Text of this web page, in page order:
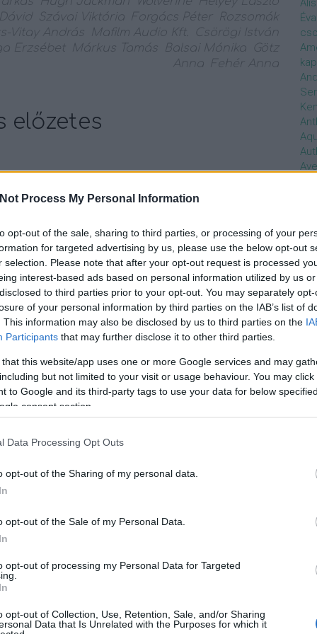
Process My Personal Information
opt-out of the sale, sharing to third parties, or processing of your
for targeted advertising by us, please use the below opt-out
selection. Please note that after your opt-out request is processed
interest-based ads based on personal information utilized by us
to third parties prior to your opt-out. You may separately
of your personal information by third parties on the IAB’s list of
This information may also be disclosed by us to third parties on the
Participants that may further disclose it to other third parties.
that this website/app uses one or more Google services and may
but not limited to your visit or usage behaviour. You may
to Google and its third-party tags to use your data for below
consent section.
Data Processing Opt Outs
opt-out of the Sharing of my personal data.
opt-out of the Sale of my Personal Data.
opt-out of processing my Personal Data for Targeted
opt-out of Collection, Use, Retention, Sale, and/or Sharing
Data that Is Unrelated with the Purposes for which it
Szávai Viktória Forgács Péter
Rozsomák
Vitay András
Mafilm Audio Kft.
Csörögi István
Erzsébet
Márkus Tamás Balsai Mónika
Götz
Anna Fehér Anna
előzetes
men kezdetek - Farkas, X-men - Az elsők). Bár az
önálló filmben szerepelt. Bár az X-men…
TOVÁBB
X-men Farkas Reviczky Gábor The Wolverine
Rozsomák Sinkovits-Vitay András Zsigmond
Tamara
Éva